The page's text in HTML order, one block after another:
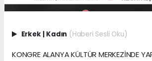
Erkek | Kadın (Haberi Sesli Oku)
KONGRE ALANYA KÜLTÜR MERKEZİNDE